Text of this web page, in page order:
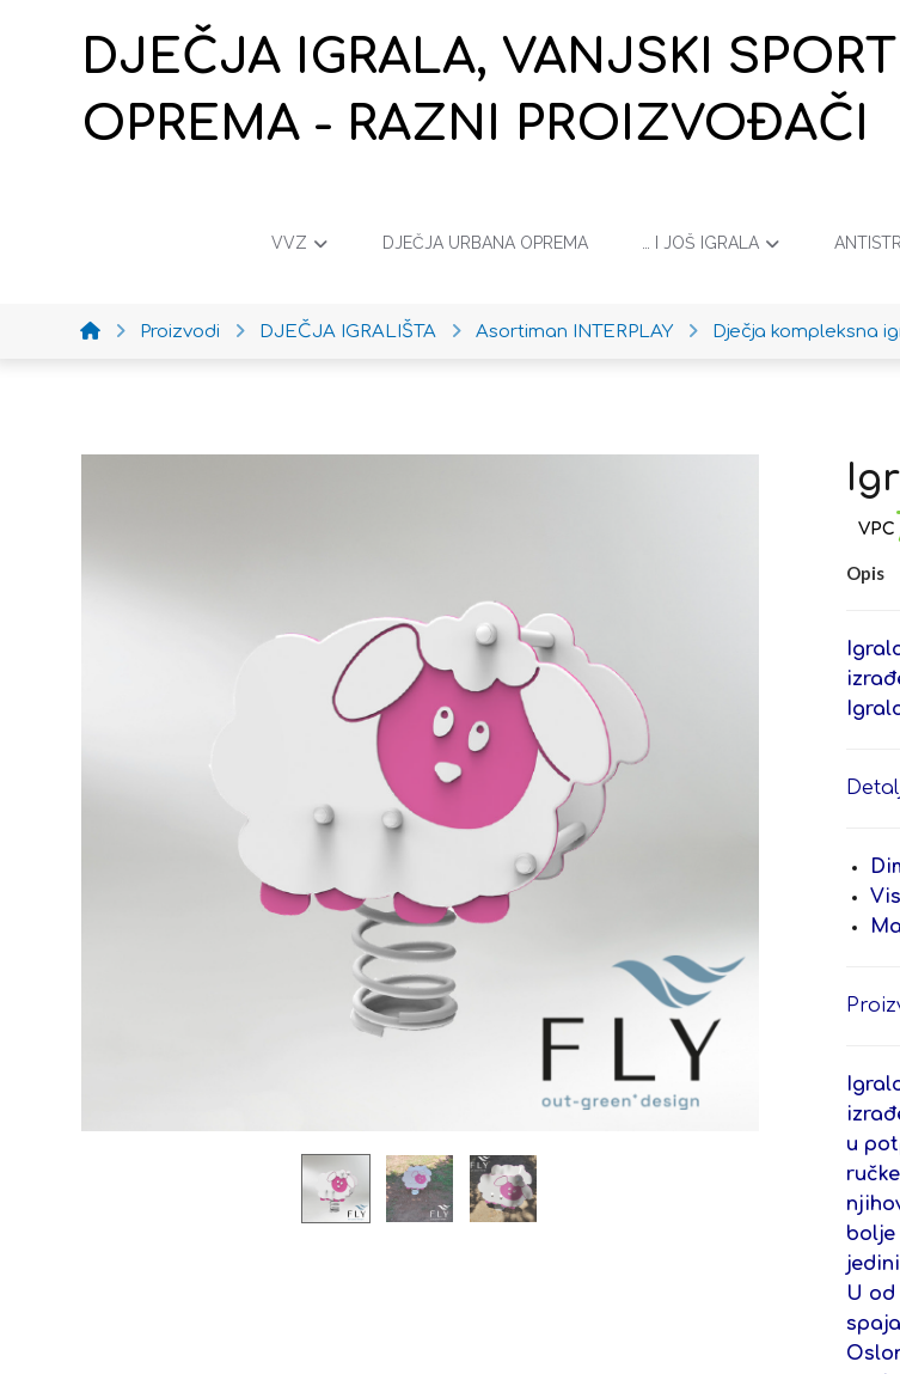
DJEČJA IGRALA, VANJSKI
OPREMA - RAZNI PROIZVOĐAČI
VVZ DJEČJA URBANA OPREMA … I JOŠ IGRALA
Proizvodi DJEČJA IGRALIŠTA Asortiman INTERPLAY Dječja kompleksna
Opis
u
bolje
U